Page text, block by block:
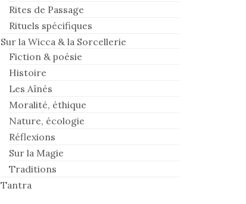
Rites de Passage
Rituels spécifiques
Sur la Wicca & la Sorcellerie
Fiction & poésie
Histoire
Les Aînés
Moralité, éthique
Nature, écologie
Réflexions
Sur la Magie
Traditions
Tantra